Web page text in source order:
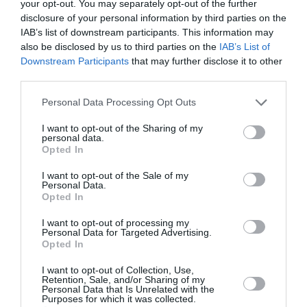
your opt-out. You may separately opt-out of the further
disclosure of your personal information by third parties on the
IAB’s list of downstream participants. This information may
also be disclosed by us to third parties on the IAB’s List of
Downstream Participants that may further disclose it to other
Please note that this website/app uses one or more Google
not limited to your visit or usage behaviour. You may click to
grant or deny consent to Google and its third-party tags to
use your data for below specified purposes in below Google
consent section.
Personal Data Processing Opt Outs
I want to opt-out of the Sharing of my
personal data.
Opted In
I want to opt-out of the Sale of my
Personal Data.
Opted In
I want to opt-out of processing my
Personal Data for Targeted Advertising.
Opted In
I want to opt-out of Collection, Use,
Retention, Sale, and/or Sharing of my
Personal Data that Is Unrelated with the
Purposes for which it was collected.
Την επόμενη εβδομάδα θα εκδοθεί η προκήρυξη για 1.000
μόνιμες θέσεις γιατρών στα νοσοκομεία της Αττικής και
της Περιφέρειας, όπως ανέφερε ο Μάριος Θεμ...